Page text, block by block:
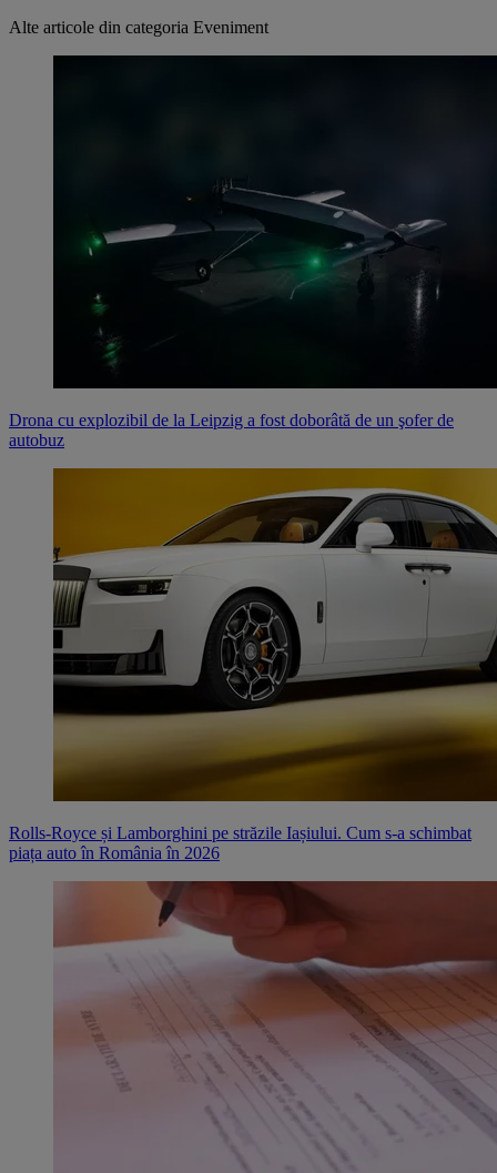
Alte articole din categoria Eveniment
Drona cu explozibil de la Leipzig a fost doborâtă de un şofer de
autobuz
Rolls-Royce și Lamborghini pe străzile Iașiului. Cum s-a schimbat
piața auto în România în 2026